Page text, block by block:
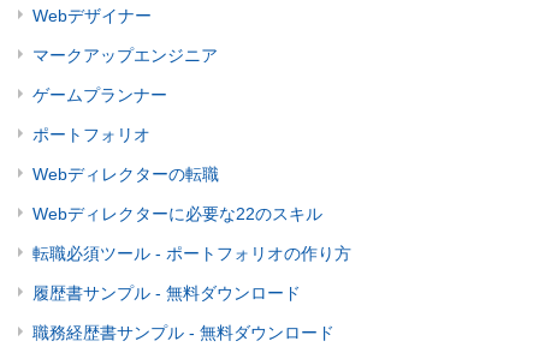
Webデザイナー
マークアップエンジニア
ゲームプランナー
ポートフォリオ
Webディレクターの転職
Webディレクターに必要な22のスキル
転職必須ツール - ポートフォリオの作り方
履歴書サンプル - 無料ダウンロード
職務経歴書サンプル - 無料ダウンロード